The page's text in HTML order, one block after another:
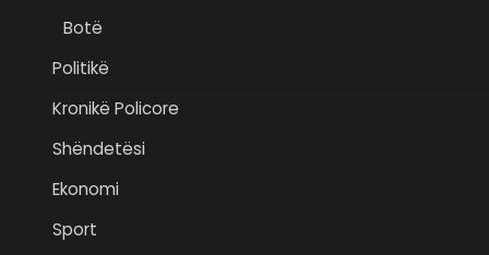
Botë
Politikë
Kronikë Policore
Shëndetësi
Ekonomi
Sport